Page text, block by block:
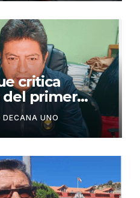
critica
primer
de Keiko
DECANA UNO